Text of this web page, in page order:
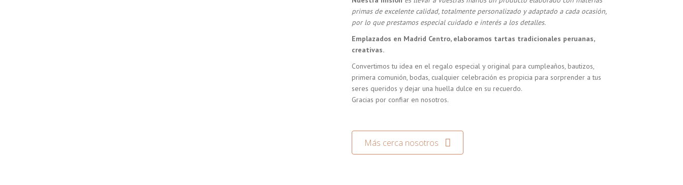
primas de excelente calidad, totalmente personalizado y adaptado a cada ocasión,
por lo que prestamos especial cuidado e interés a los detalles.
Emplazados en Madrid Centro, elaboramos tartas tradicionales peruanas,
creativas.
Convertimos tu idea en el regalo especial y original para cumpleaños, bautizos,
primera comunión, bodas, cualquier celebración es propicia para sorprender a tus
seres queridos y dejar una huella dulce en su recuerdo.
Gracias por confiar en nosotros.
Más cerca nosotros